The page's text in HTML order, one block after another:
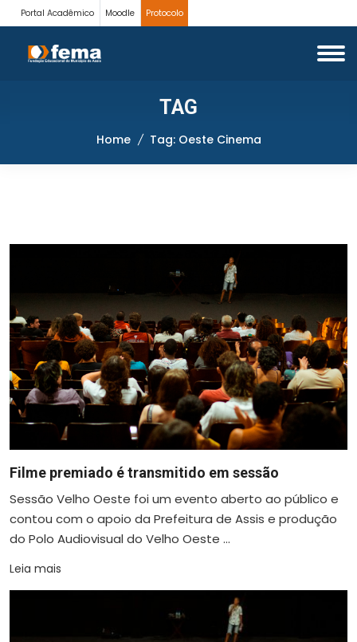
Portal Acadêmico Moodle Protocolo
TAG
Home Tag: Oeste Cinema
Filme premiado é transmitido em sessão
Sessão Velho Oeste foi um evento aberto ao público e
contou com o apoio da Prefeitura de Assis e produção
do Polo Audiovisual do Velho Oeste ...
Leia mais